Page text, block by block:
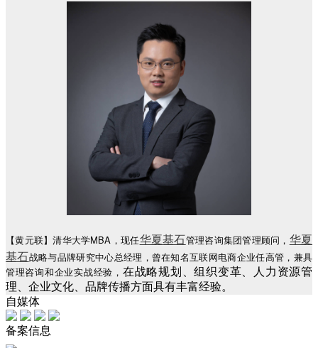
【黄元联】清华大学MBA，现任华夏基石管理咨询集团管理顾问， 华夏
基石战略与品牌研究中心总经理，曾在知名互联网电商企业任高管，兼具
管理咨询和企业实战经验， 在战略规划、组织变革、人力资源管
理、企业文化、品牌传播方面具有丰富经验。
自媒体
备案信息